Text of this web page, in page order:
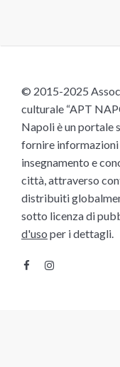
© 2015-2025
culturale “APT
Napoli è un portale
fornire
insegnamento e
città, attraverso
distribuiti
sotto licenza di
d'uso per i dettagli.